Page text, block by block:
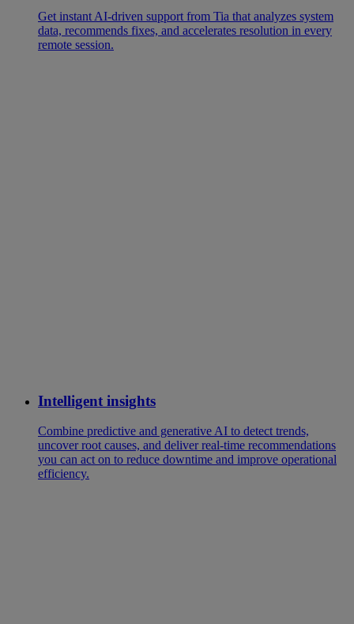
Get instant AI-driven support from Tia that analyzes system
data, recommends fixes, and accelerates resolution in every
remote session.
Intelligent insights
Combine predictive and generative AI to detect trends,
uncover root causes, and deliver real-time recommendations
you can act on to reduce downtime and improve operational
efficiency.